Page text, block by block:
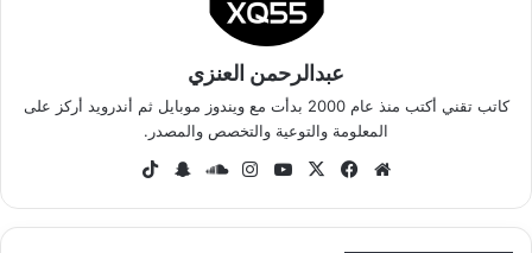
عبدالرحمن العنزي
كاتب تقني أكتب منذ عام 2000 بدأت مع ويندوز موبايل ثم أندرويد أركز على
المعلومة والتوعية والتخصص والمصدر.
موق
الوي
في
وك
‫X
‫Yo
ub
انس
ام
سا
كلاو
سنا
تشا
k